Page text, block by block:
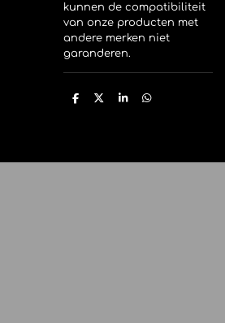
kunnen de compatibiliteit
van onze producten met
andere merken niet
garanderen.
D
D
S
D